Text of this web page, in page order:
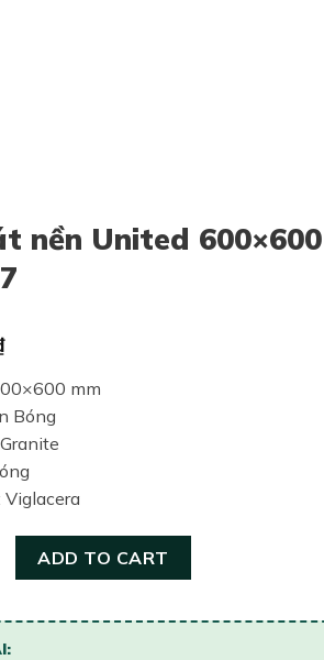
nền United 600×600
mm
Bóng
Viglacera
ADD TO CART